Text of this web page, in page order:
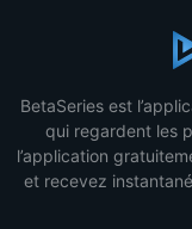
BetaSeries est
qui regardent les
l’application
et recevez